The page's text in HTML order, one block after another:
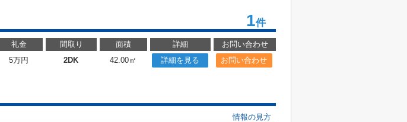
1件
礼金 間取り 面積 詳細
お問い合わせ
5万円 2DK 42.00㎡ 詳細を見る お問い合わせ
情報の見方